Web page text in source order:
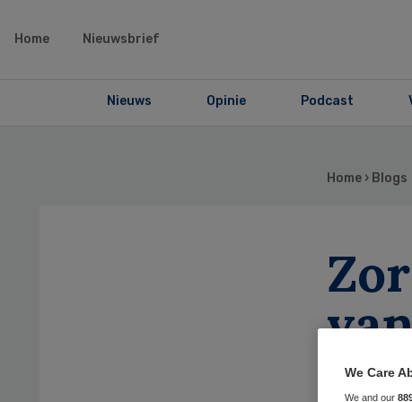
Home Nieuwsbrief
Nieuws Opinie Podcast
Home › Blogs
We Care
We and our